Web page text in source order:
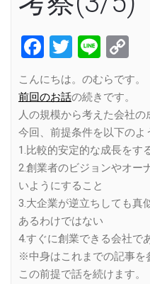
Facebook
Twitter
Line
こんにちは。のむらです。
前回のお話の続きです。
人の規模から考えた会社の
今回、前提条件を以下のよ
1.比較的安定的な成長をす
2.創業者のビジョンやオー
いようにすること
3.大企業が逆立ちしても真
あるわけではない
4.すぐに創業できる会社で
※中身はこれまでの記事を
この前提で話を続けます。